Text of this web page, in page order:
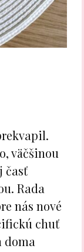
väčšinou
časť
Rada
nás nové
chuť
doma